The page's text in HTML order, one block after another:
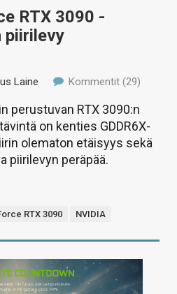
RTX 3090 -
piirilevy
Laine Kommentit (29)
perustuvan RTX 3090:n
on kenties GDDR6X-
olematon etäisyys sekä
piirilevyn peräpää.
RTX 3090 NVIDIA